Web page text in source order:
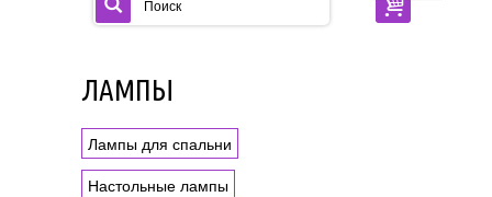
ЛАМПЫ
Лампы для спальни
Настольные лампы